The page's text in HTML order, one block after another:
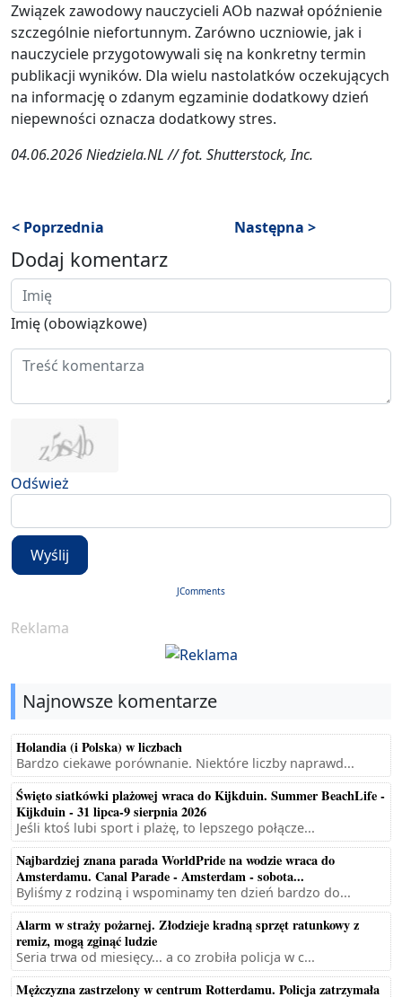
Związek zawodowy nauczycieli AOb nazwał opóźnienie
szczególnie niefortunnym. Zarówno uczniowie, jak i
nauczyciele przygotowywali się na konkretny termin
publikacji wyników. Dla wielu nastolatków oczekujących
na informację o zdanym egzaminie dodatkowy dzień
niepewności oznacza dodatkowy stres.
04.06.2026 Niedziela.NL // fot. Shutterstock, Inc.
< Poprzednia Następna >
Dodaj komentarz
Imię (obowiązkowe)
Odśwież
Wyślij
JComments
Reklama
Najnowsze komentarze
Holandia (i Polska) w liczbach
Bardzo ciekawe porównanie. Niektóre liczby naprawd...
Święto siatkówki plażowej wraca do Kijkduin. Summer BeachLife -
Kijkduin - 31 lipca-9 sierpnia 2026
Jeśli ktoś lubi sport i plażę, to lepszego połącze...
Najbardziej znana parada WorldPride na wodzie wraca do
Amsterdamu. Canal Parade - Amsterdam - sobota...
Byliśmy z rodziną i wspominamy ten dzień bardzo do...
Alarm w straży pożarnej. Złodzieje kradną sprzęt ratunkowy z
remiz, mogą zginąć ludzie
Seria trwa od miesięcy... a co zrobiła policja w c...
Mężczyzna zastrzelony w centrum Rotterdamu. Policja zatrzymała